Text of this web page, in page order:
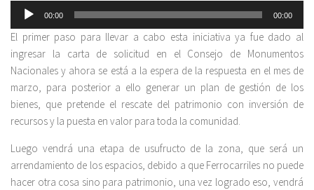
Reproductor
audio
00:00 00:00
El primer paso para llevar a cabo esta iniciativa ya fue dado al
ingresar la carta de solicitud en el Consejo de Monumentos
Nacionales y ahora se está a la espera de la respuesta en el mes de
marzo, para posterior a ello generar un plan de gestión de los
bienes, que pretende el rescate del patrimonio con inversión de
recursos y la puesta en valor para toda la comunidad.
Luego vendrá una etapa de usufructo de la zona, que será un
arrendamiento de los espacios, debido a que Ferrocarriles no puede
hacer otra cosa sino para patrimonio, una vez logrado eso, vendrá